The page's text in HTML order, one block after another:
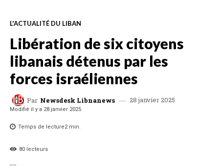
L'ACTUALITÉ DU LIBAN
Libération de six citoyens
libanais détenus par les
forces israéliennes
Par Newsdesk Libnanews 28 janvier 2025
Modifié il y a 28 janvier 2025
Temps de lecture2min.
80 lecteurs